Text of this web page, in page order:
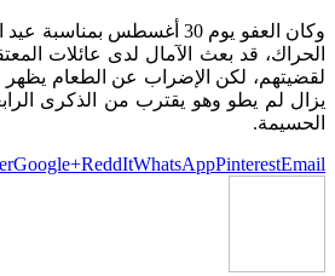
الحراك، قد بعث الآمال لدى عائلات
لقضيتهم، لكن الإضراب عن الطعام يظهر
يزال لم يطو وهو يقترب من الذكرى
الحسيمة.
Google+ReddItWhatsAppPinterestEmail